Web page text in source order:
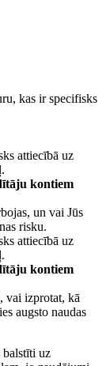
kas ir specifisks
attiecībā uz
kontiem
un vai Jūs
risku.
attiecībā uz
kontiem
vai izprotat, kā
augsto naudas
uz